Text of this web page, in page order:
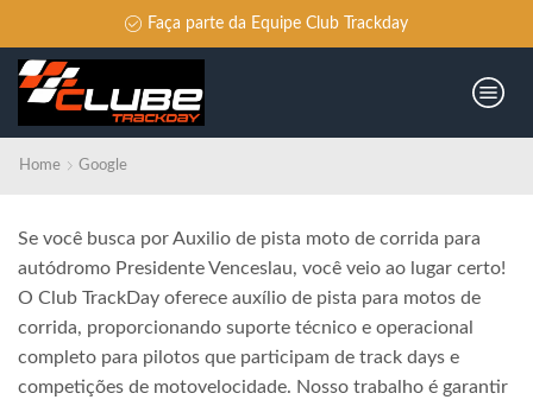
Faça parte da Equipe Club Trackday
Home Google
Se você busca por Auxilio de pista moto de corrida para
autódromo Presidente Venceslau, você veio ao lugar certo!
O Club TrackDay oferece auxílio de pista para motos de
corrida, proporcionando suporte técnico e operacional
completo para pilotos que participam de track days e
competições de motovelocidade. Nosso trabalho é garantir